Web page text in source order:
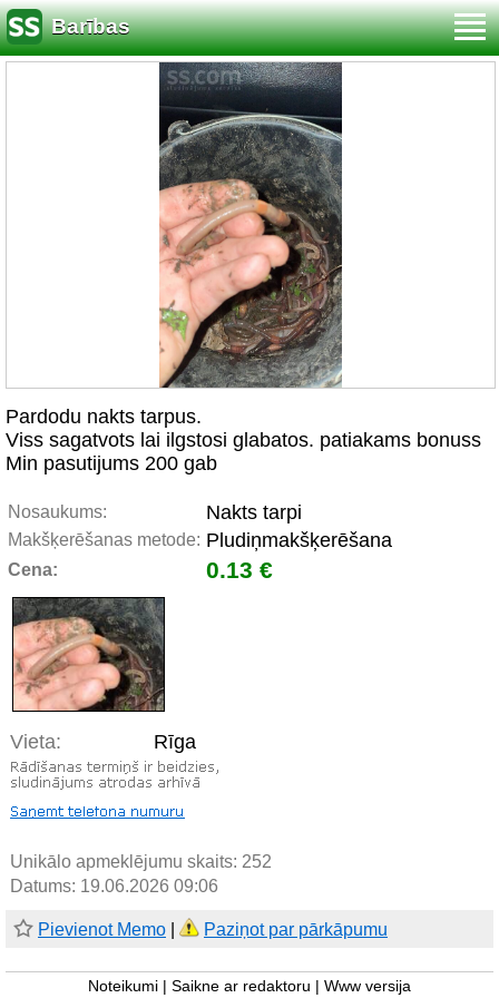
Barības
Pardodu nakts tarpus.
Viss sagatvots lai ilgstosi glabatos. patiakams bonuss
Min pasutijums 200 gab
Nosaukums: Nakts tarpi
Makšķerēšanas metode: Pludiņmakšķerēšana
Cena: 0.13 €
Vieta: Rīga
Unikālo apmeklējumu skaits: 252
Datums: 19.06.2026 09:06
Pievienot Memo Paziņot par pārkāpumu
Noteikumi Saikne ar redaktoru Www versija